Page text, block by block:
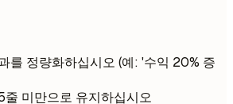
를 정량화하십시오 (예: '수익 20% 증
줄 미만으로 유지하십시오